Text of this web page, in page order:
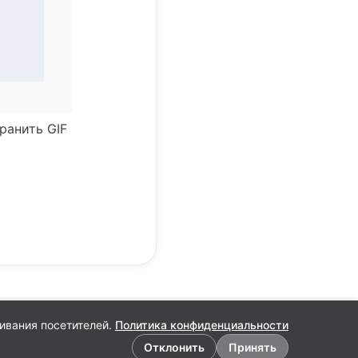
посетителей. Политика конфиденциальности
Отклонить
Принять
GIF